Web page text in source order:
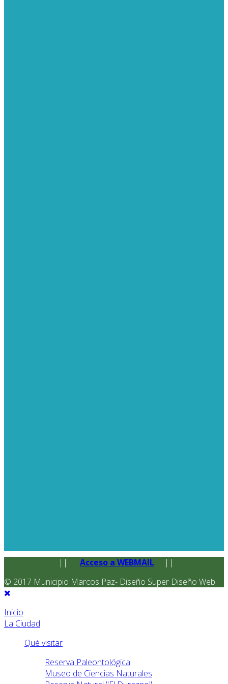
|| Acceso a WEBMAIL
||
© 2017 Municipio Marcos Paz- Diseño Super Diseño Web
Inicio
La Ciudad
Qué visitar
Reserva Paleontológica
Museo de Ciencias Naturales